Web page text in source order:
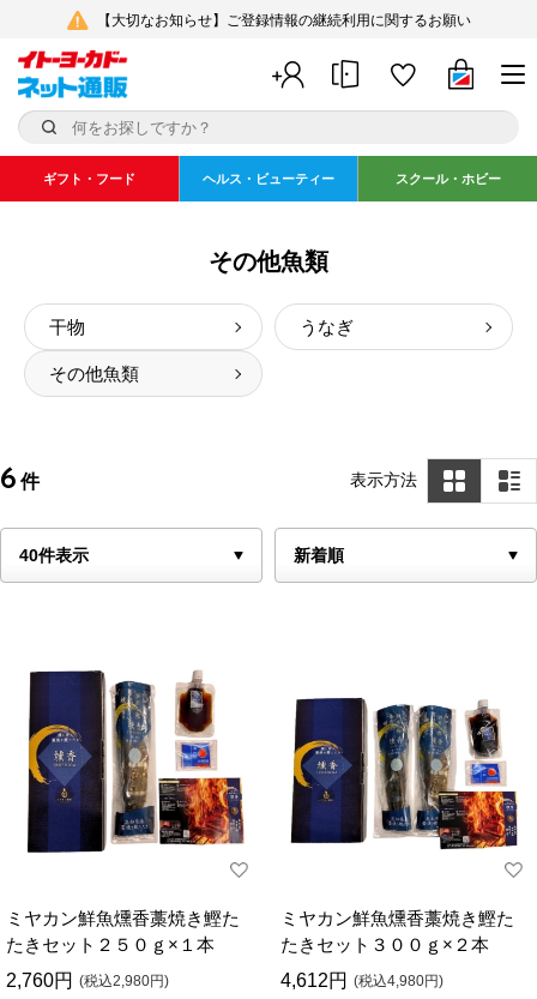
【大切なお知らせ】ご登録情報の継続利用に関するお願い
ギフト・フード ヘルス・ビューティー スクール・ホビー
その他魚類
干物 うなぎ
その他魚類
6 件 表示方法
ミヤカン鮮魚燻香藁焼き鰹た
たきセット２５０ｇ×１本
2,760円 (税込2,980円)
ミヤカン鮮魚燻香藁焼き鰹た
たきセット３００ｇ×２本
4,612円 (税込4,980円)